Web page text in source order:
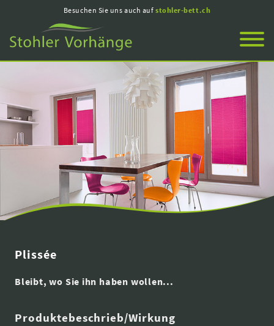
Besuchen Sie uns auch auf stohler-bett.ch
Plissée
Bleibt, wo Sie ihn haben wollen...
Produktebeschrieb/Wirkung